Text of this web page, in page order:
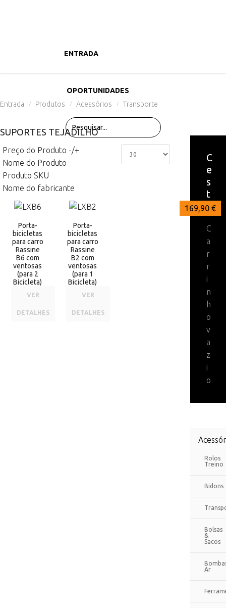
ENTRADA
OPORTUNIDADES
Entrada
/ Produtos / Acessórios / Transporte
SUPORTES TEJADILHO
Preço do Produto -/+
Nome do Produto
Produto SKU
Nome do fabricante
321,90 €
Porta-
bicicletas
para carro
Rassine
B6 com
ventosas
(para 2
Bicicleta)
VER
DETALHES
169,90 €
Porta-
bicicletas
para carro
Rassine
B2 com
ventosas
(para 1
Bicicleta)
VER
DETALHES
C
e
s
t
a
C
a
r
r
i
n
h
o
v
a
z
i
o
Rolos
Treino
Bidons
Bolsas
&
Sacos
Ar